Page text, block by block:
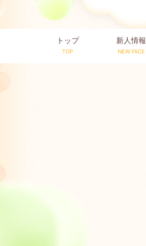
トップ
TOP
新人情報
NEW FACE